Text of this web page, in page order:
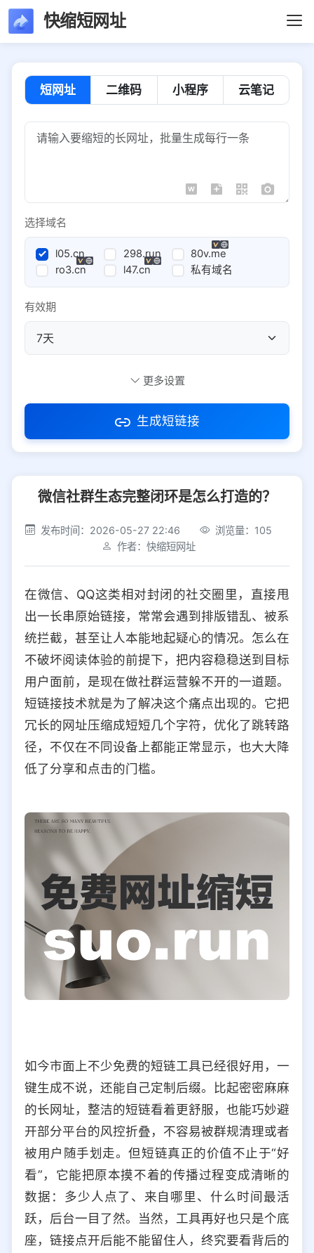
快缩短网址
短网址 二维码 小程序 云笔记
选择域名
l05.cn 298.run
80v.me
ro3.cn
l47.cn 私有域名
有效期
访问密码
社交平台 电商平台
选择防红平台类型，避免链接被拦截
iOS Android PC 其他
选择允许访问的平台类型
更多设置
生成短链接
微信社群生态完整闭环是怎么打造的？
发布时间：2026-05-27 22:46
浏览量：105
作者：快缩短网址
在微信、QQ这类相对封闭的社交圈里，直接甩
出一长串原始链接，常常会遇到排版错乱、被系
统拦截，甚至让人本能地起疑心的情况。怎么在
不破坏阅读体验的前提下，把内容稳稳送到目标
用户面前，是现在做社群运营躲不开的一道题。
短链接技术就是为了解决这个痛点出现的。它把
冗长的网址压缩成短短几个字符，优化了跳转路
径，不仅在不同设备上都能正常显示，也大大降
低了分享和点击的门槛。
如今市面上不少免费的短链工具已经很好用，一
键生成不说，还能自己定制后缀。比起密密麻麻
的长网址，整洁的短链看着更舒服，也能巧妙避
开部分平台的风控折叠，不容易被群规清理或者
被用户随手划走。但短链真正的价值不止于“好
看”，它能把原本摸不着的传播过程变成清晰的
数据：多少人点了、来自哪里、什么时间最活
跃，后台一目了然。当然，工具再好也只是个底
座，链接点开后能不能留住人，终究要看背后的